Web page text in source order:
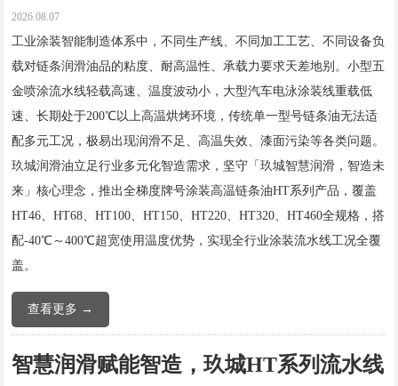
2026.08.07
工业涂装智能制造体系中，不同生产线、不同加工工艺、不同设备负
载对链条润滑油品的粘度、耐高温性、承载力要求天差地别。小型五
金喷涂流水线轻载高速、温度波动小，大型汽车电泳涂装线重载低
速、长期处于200℃以上高温烘烤环境，传统单一型号链条油无法适
配多元工况，极易出现润滑不足、高温失效、漆面污染等各类问题。
玖城润滑油立足行业多元化智造需求，坚守「玖城智慧润滑，智造未
来」核心理念，推出全梯度牌号涂装高温链条油HT系列产品，覆盖
HT46、HT68、HT100、HT150、HT220、HT320、HT460全规格，搭
配-40℃～400℃超宽使用温度优势，实现全行业涂装流水线工况全覆
盖。
查看更多 →
智慧润滑赋能智造，玖城HT系列流水线